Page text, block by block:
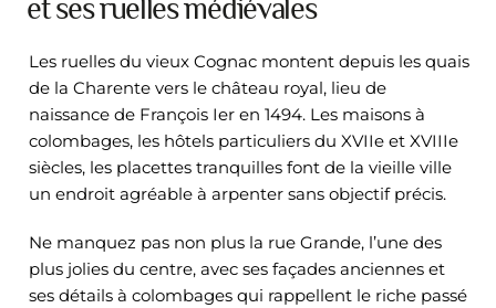
et ses ruelles médiévales
Les ruelles du vieux Cognac montent depuis les quais
de la Charente vers le château royal, lieu de
naissance de François Ier en 1494. Les maisons à
colombages, les hôtels particuliers du XVIIe et XVIIIe
siècles, les placettes tranquilles font de la vieille ville
un endroit agréable à arpenter sans objectif précis.
Ne manquez pas non plus la rue Grande, l’une des
plus jolies du centre, avec ses façades anciennes et
ses détails à colombages qui rappellent le riche passé